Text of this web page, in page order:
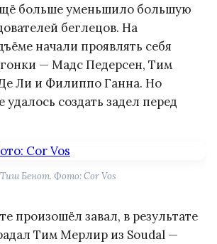
больше уменьшило большую
беглецов. На
начали проявлять себя
— Мадс Педерсен, Тим
Ли и Филиппо Ганна. Но
удалось создать задел перед
Тиш Бенот. Фото: Cor Vos
произошёл завал, в результате
Тим Мерлир из Soudal —